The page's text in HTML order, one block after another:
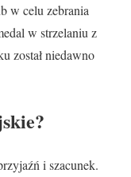
w celu zebrania
w strzelaniu z
został niedawno
i szacunek.